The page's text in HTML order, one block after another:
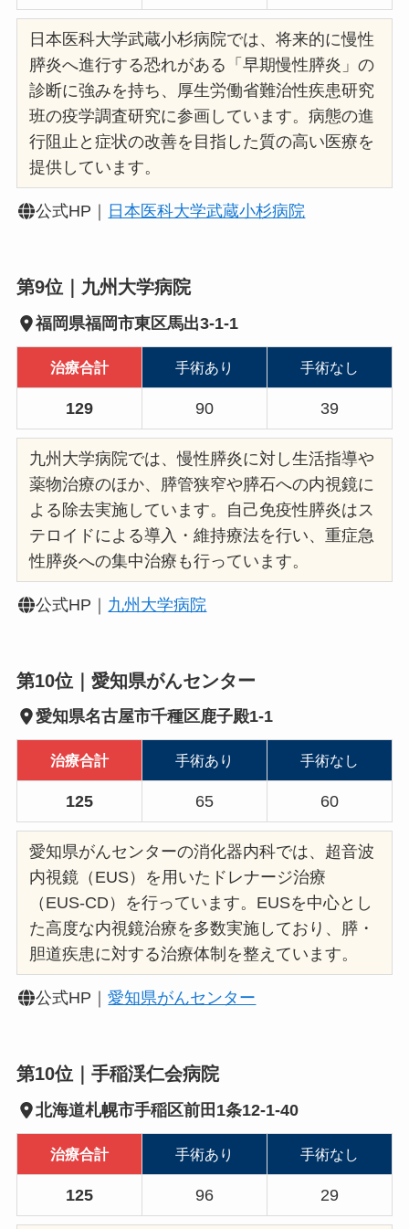
日本医科大学武蔵小杉病院では、将来的に慢性
膵炎へ進行する恐れがある「早期慢性膵炎」の
診断に強みを持ち、厚生労働省難治性疾患研究
班の疫学調査研究に参画しています。病態の進
行阻止と症状の改善を目指した質の高い医療を
提供しています。
公式HP｜ 日本医科大学武蔵小杉病院
第9位｜九州大学病院
福岡県福岡市東区馬出3-1-1
治療合計 手術あり 手術なし
129 90 39
九州大学病院では、慢性膵炎に対し生活指導や
薬物治療のほか、膵管狭窄や膵石への内視鏡に
よる除去実施しています。自己免疫性膵炎はス
テロイドによる導入・維持療法を行い、重症急
性膵炎への集中治療も行っています。
公式HP｜ 九州大学病院
第10位｜愛知県がんセンター
愛知県名古屋市千種区鹿子殿1-1
治療合計 手術あり 手術なし
125 65 60
愛知県がんセンターの消化器内科では、超音波
内視鏡（EUS）を用いたドレナージ治療
（EUS‑CD）を行っています。EUSを中心とし
た高度な内視鏡治療を多数実施しており、膵・
胆道疾患に対する治療体制を整えています。
公式HP｜愛知県がんセンター
第10位｜手稲渓仁会病院
北海道札幌市手稲区前田1条12-1-40
治療合計 手術あり 手術なし
125 96 29